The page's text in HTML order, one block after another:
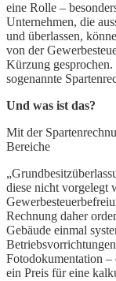
eine Rolle –
Unternehmen, die
und überlassen,
von der
Kürzung
sogenannte
Und was ist das?
Mit der
Bereiche
diese nicht vorgelegt
Rechnung daher
Gebäude einmal
Fotodokumentation –
ein Preis für eine